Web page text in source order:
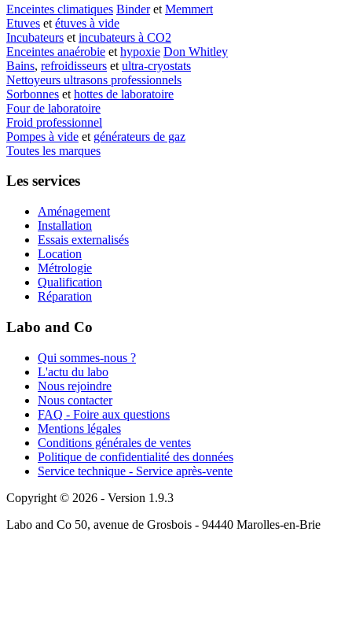
Enceintes climatiques Binderet Memmert
Etuves et étuves à vide
Incubateurs et incubateurs à CO2
Enceintes anaérobie et hypoxie Don Whitley
Bains, refroidisseurs et ultra-cryostats
Nettoyeurs ultrasons professionnels
Sorbonnes et hottes de laboratoire
Four de laboratoire
Froid professionnel
Pompes à vide et générateurs de gaz
Toutes les marques
Les services
Aménagement
Installation
Essais externalisés
Location
Métrologie
Qualification
Réparation
Labo and Co
Qui sommes-nous ?
L'actu du labo
Nous rejoindre
Nous contacter
FAQ - Foire aux questions
Mentions légales
Conditions générales de ventes
Politique de confidentialité des données
Service technique - Service après-vente
Copyright © 2026 - Version 1.9.3
Labo and Co 50, avenue de Grosbois - 94440 Marolles-en-Brie